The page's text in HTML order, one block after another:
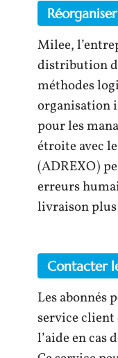
Milee,
distribution
méthodes
organisation
pour les
étroite avec
(ADREXO)
erreurs
livraison
Contacter
Les abonnés
service client
l’aide en cas